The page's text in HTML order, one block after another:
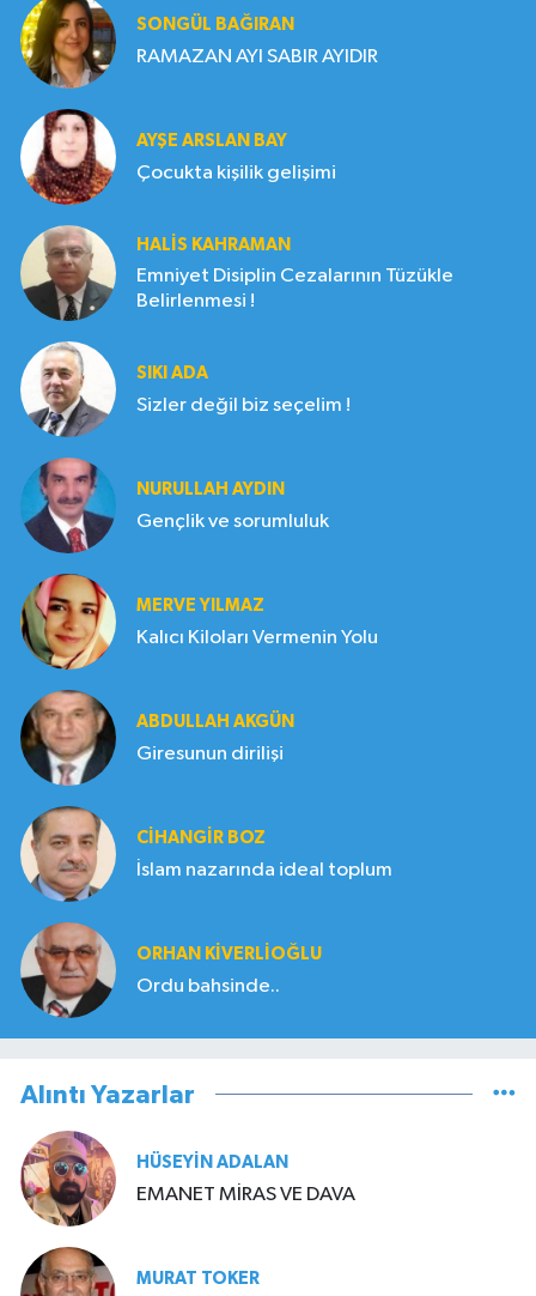
SONGÜL BAĞIRAN
RAMAZAN AYI SABIR AYIDIR
AYŞE ARSLAN BAY
Çocukta kişilik gelişimi
HALIS KAHRAMAN
Emniyet Disiplin Cezalarının Tüzükle
Belirlenmesi !
SIKI ADA
Sizler değil biz seçelim !
NURULLAH AYDIN
Gençlik ve sorumluluk
MERVE YILMAZ
Kalıcı Kiloları Vermenin Yolu
ABDULLAH AKGÜN
Giresunun dirilişi
CIHANGIR BOZ
İslam nazarında ideal toplum
ORHAN KIVERLIOĞLU
Ordu bahsinde..
Alıntı Yazarlar
HÜSEYIN ADALAN
EMANET MİRAS VE DAVA
MURAT TOKER